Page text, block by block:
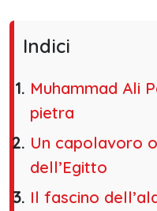
Indici
Muhammad Ali
pietra
Un capolavoro
dell’Egitto
Il fascino